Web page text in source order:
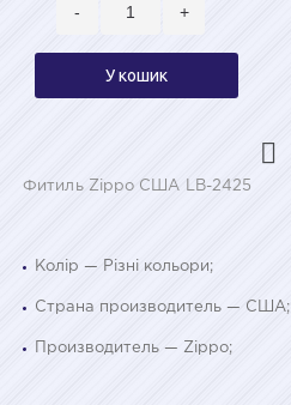
- +
У кошик
Фитиль Zippo США LB-2425
Колір — Різні кольори;
Страна производитель — США;
Производитель — Zippo;